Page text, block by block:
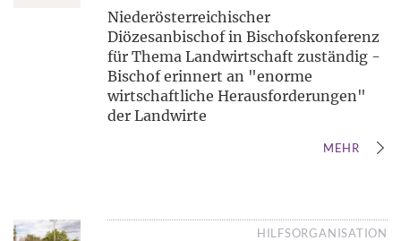
Niederösterreichischer
Diözesanbischof in Bischofskonferenz
für Thema Landwirtschaft zuständig -
Bischof erinnert an "enorme
wirtschaftliche Herausforderungen"
der Landwirte
MEHR
HILFSORGANISATION